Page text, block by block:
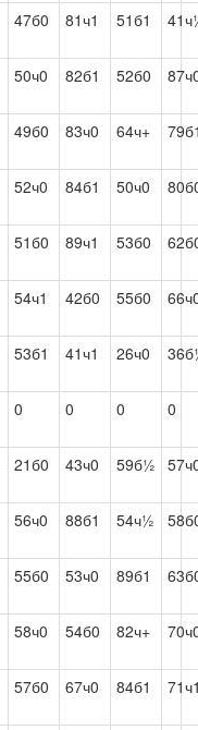
47б0 81ч1 51б1
50ч0 82б1 52б0
49б0 83ч0 64ч+
52ч0 84б1 50ч0
51б0 89ч1 53б0
54ч1 42б0 55б0
53б1 41ч1 26ч0
0 0 0 0
21б0 43ч0 59б½
56ч0 88б1 54ч½
55б0 53ч0 89б1
58ч0 54б0 82ч+
57б0 67ч0 84б1